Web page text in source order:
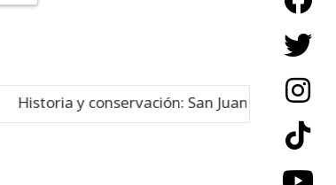
Historia y conservación: San Juan Bautista de